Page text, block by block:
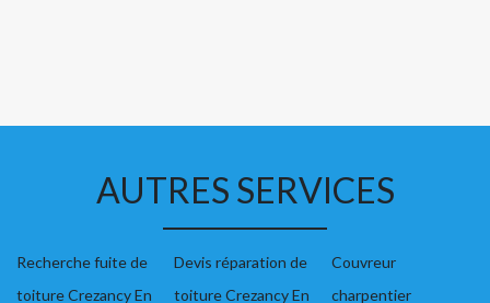
AUTRES SERVICES
Recherche fuite de
toiture Crezancy En
Devis réparation de
toiture Crezancy En
Couvreur
charpentier